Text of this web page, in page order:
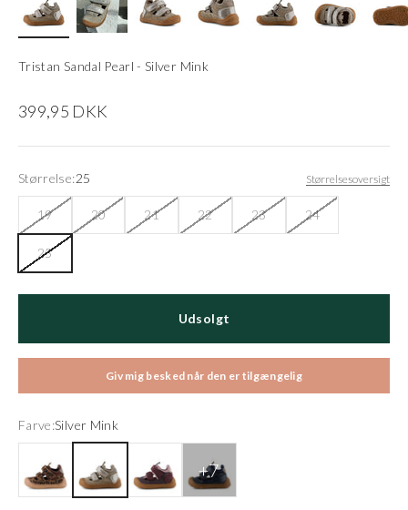
Tristan Sandal Pearl - Silver Mink
Salgspris
399,95 DKK
Størrelse:25 Størrelsesoversigt
19 20 21 22 23 24
25
Udsolgt
Giv mig besked når den er tilgængelig
Farve:Silver Mink